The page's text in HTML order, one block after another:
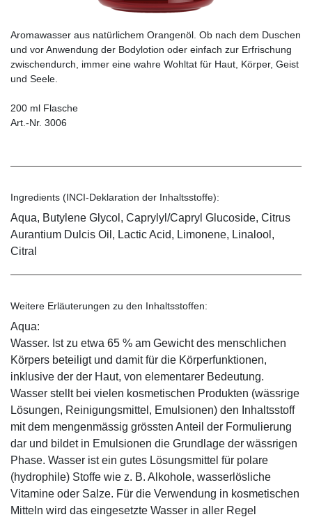
Aromawasser aus natürlichem Orangenöl. Ob nach dem Duschen
und vor Anwendung der Bodylotion oder einfach zur Erfrischung
zwischendurch, immer eine wahre Wohltat für Haut, Körper, Geist
und Seele.
200 ml Flasche
Art.-Nr. 3006
Ingredients (INCI-Deklaration der Inhaltsstoffe):
Aqua, Butylene Glycol, Caprylyl/Capryl Glucoside, Citrus
Aurantium Dulcis Oil, Lactic Acid, Limonene, Linalool,
Citral
Weitere Erläuterungen zu den Inhaltsstoffen:
Aqua:
Wasser. Ist zu etwa 65 % am Gewicht des menschlichen
Körpers beteiligt und damit für die Körperfunktionen,
inklusive der der Haut, von elementarer Bedeutung.
Wasser stellt bei vielen kosmetischen Produkten (wässrige
Lösungen, Reinigungsmittel, Emulsionen) den Inhaltsstoff
mit dem mengenmässig grössten Anteil der Formulierung
dar und bildet in Emulsionen die Grundlage der wässrigen
Phase. Wasser ist ein gutes Lösungsmittel für polare
(hydrophile) Stoffe wie z. B. Alkohole, wasserlösliche
Vitamine oder Salze. Für die Verwendung in kosmetischen
Mitteln wird das eingesetzte Wasser in aller Regel